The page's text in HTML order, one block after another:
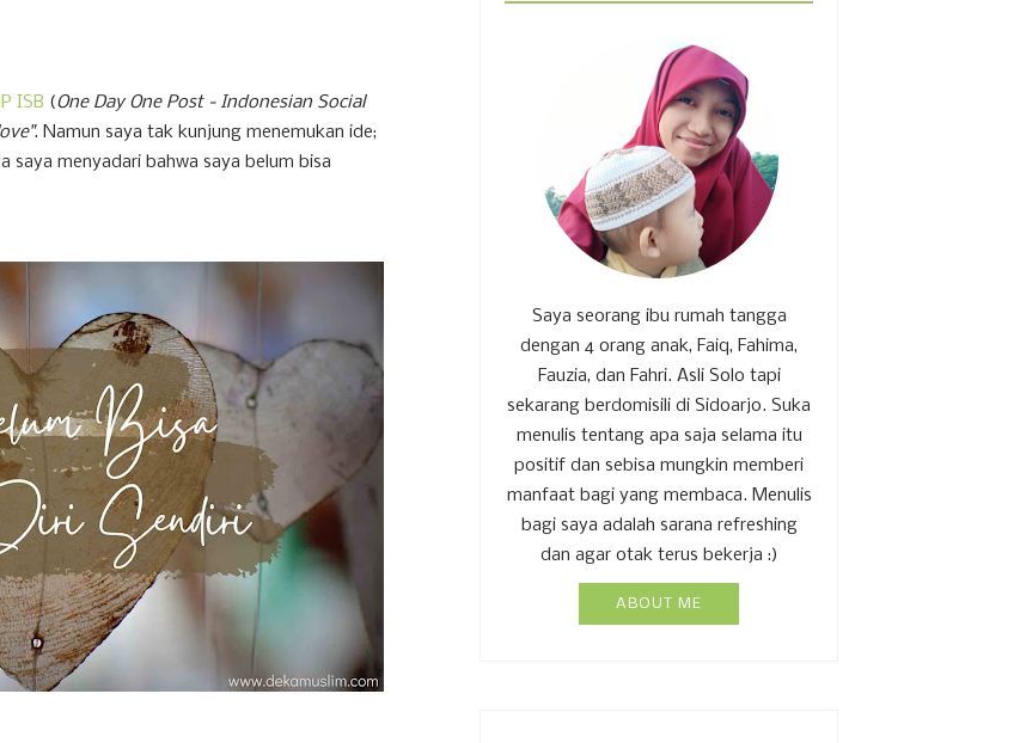
ISB (One Day One Post - Indonesian Social
. Namun saya tak kunjung menemukan ide;
saya menyadari bahwa saya belum bisa
Saya seorang ibu rumah tangga
dengan 4 orang anak, Faiq, Fahima,
Fauzia, dan Fahri. Asli Solo tapi
sekarang berdomisili di Sidoarjo. Suka
menulis tentang apa saja selama itu
positif dan sebisa mungkin memberi
manfaat bagi yang membaca. Menulis
bagi saya adalah sarana refreshing
dan agar otak terus bekerja :)
ABOUT ME